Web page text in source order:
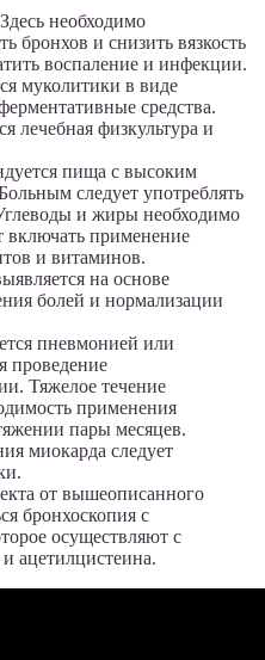
необходимо
бронхов и снизить вязкость
воспаление и инфекции.
муколитики в виде
средства.
лечебная физкультура и
пища с высоким
следует употреблять
и жиры необходимо
включать применение
и витаминов.
на основе
болей и нормализации
пневмонией или
проведение
Тяжелое течение
применения
пары месяцев.
миокарда следует
от вышеописанного
бронхоскопия с
осуществляют с
ацетилцистеина.